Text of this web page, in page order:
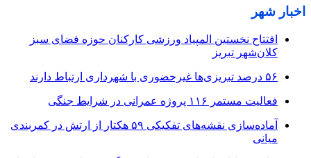
اخبار شهر
افتتاح نخستین المپیاد ورزشی کارکنان حوزه فضای سبز
کلان‌شهر تبریز
۵۶ درصد تبریزی‌ها غیرحضوری با شهرداری ارتباط دارند
فعالیت مستمر ۱۱۶ پروژه عمرانی در شرایط جنگی
آماده‌سازی نقشه‌های تفکیکی ۵۹ هکتار از ارتش در کمربندی
میانی